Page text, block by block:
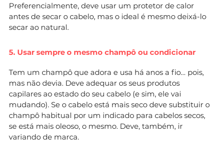
Preferencialmente, deve usar um protetor de calor
antes de secar o cabelo, mas o ideal é mesmo deixá-lo
secar ao natural.
5. Usar sempre o mesmo champô ou condicionar
Tem um champô que adora e usa há anos a fio… pois,
mas não devia. Deve adequar os seus produtos
capilares ao estado do seu cabelo (e sim, ele vai
mudando). Se o cabelo está mais seco deve substituir o
champô habitual por um indicado para cabelos secos,
se está mais oleoso, o mesmo. Deve, também, ir
variando de marca.